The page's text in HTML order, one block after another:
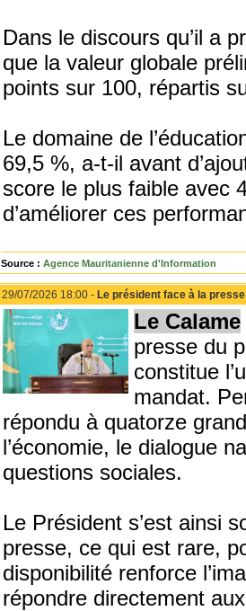
Dans le discours qu’il a
que la valeur globale
points sur 100, répartis
Le domaine de
69,5 %, a-t-il avant
score le plus faible avec
d’améliorer ces
Source : Agence Mauritanienne d'Information
29/07/2026 18:00 - Le président face à la
Le Calame
presse du
constitue
mandat.
répondu à quatorze
l’économie, le dialogue
questions sociales.
Le Président s’est ainsi
presse, ce qui est rare,
disponibilité renforce
répondre directement